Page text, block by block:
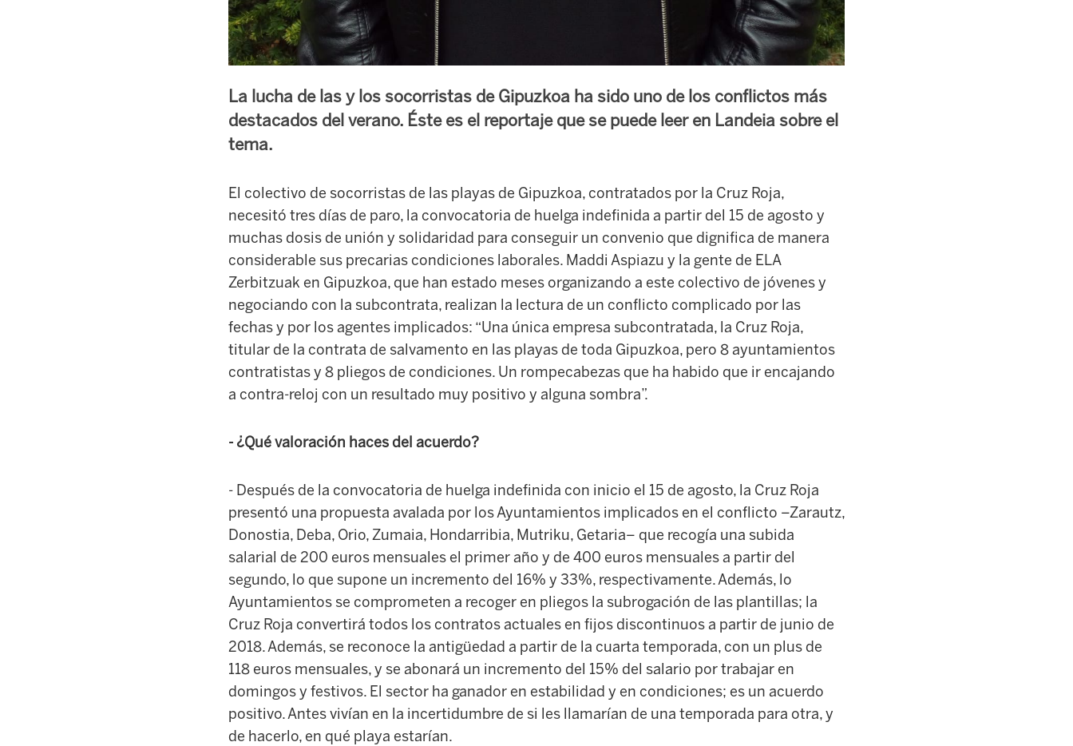
La lucha de las y los socorristas de Gipuzkoa ha sido uno de los conflictos más
destacados del verano. Éste es el reportaje que se puede leer en Landeia sobre el
tema.
El colectivo de socorristas de las playas de Gipuzkoa, contratados por la Cruz Roja,
necesitó tres días de paro, la convocatoria de huelga indefinida a partir del 15 de agosto y
muchas dosis de unión y solidaridad para conseguir un convenio que dignifica de manera
considerable sus precarias condiciones laborales. Maddi Aspiazu y la gente de ELA
Zerbitzuak en Gipuzkoa, que han estado meses organizando a este colectivo de jóvenes y
negociando con la subcontrata, realizan la lectura de un conflicto complicado por las
fechas y por los agentes implicados: “Una única empresa subcontratada, la Cruz Roja,
titular de la contrata de salvamento en las playas de toda Gipuzkoa, pero 8 ayuntamientos
contratistas y 8 pliegos de condiciones. Un rompecabezas que ha habido que ir encajando
a contra-reloj con un resultado muy positivo y alguna sombra”.
- ¿Qué valoración haces del acuerdo?
- Después de la convocatoria de huelga indefinida con inicio el 15 de agosto, la Cruz Roja
presentó una propuesta avalada por los Ayuntamientos implicados en el conflicto –Zarautz,
Donostia, Deba, Orio, Zumaia, Hondarribia, Mutriku, Getaria– que recogía una subida
salarial de 200 euros mensuales el primer año y de 400 euros mensuales a partir del
segundo, lo que supone un incremento del 16% y 33%, respectivamente. Además, lo
Ayuntamientos se comprometen a recoger en pliegos la subrogación de las plantillas; la
Cruz Roja convertirá todos los contratos actuales en fijos discontinuos a partir de junio de
2018. Además, se reconoce la antigüedad a partir de la cuarta temporada, con un plus de
118 euros mensuales, y se abonará un incremento del 15% del salario por trabajar en
domingos y festivos. El sector ha ganador en estabilidad y en condiciones; es un acuerdo
positivo. Antes vivían en la incertidumbre de si les llamarían de una temporada para otra, y
de hacerlo, en qué playa estarían.